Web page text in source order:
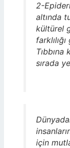
2-
altında
kültürel
sırada
için